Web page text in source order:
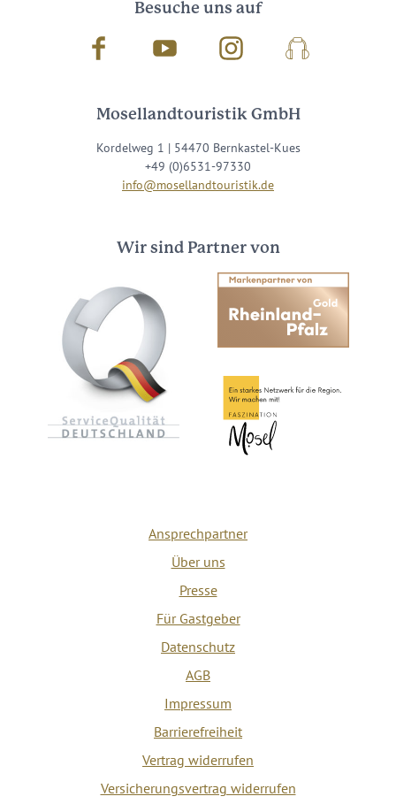
Besuche uns auf
Facebook Youtube InstagramPodcast
Mosellandtouristik GmbH
Kordelweg 1 | 54470 Bernkastel-Kues
+49 (0)6531-97330
info@mosellandtouristik.de
Wir sind Partner von
Ansprechpartner
Über uns
Presse
Für Gastgeber
Datenschutz
AGB
Impressum
Barrierefreiheit
Vertrag widerrufen
Versicherungsvertrag widerrufen